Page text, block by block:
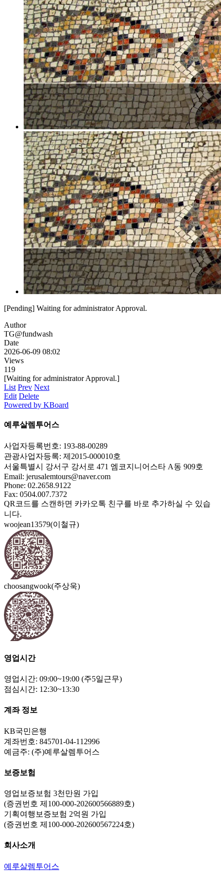
[Pending] Waiting for administrator Approval.
Author
TG@fundwash
Date
2026-06-09 08:02
Views
119
[Waiting for administrator Approval.]
List Prev Next
Edit Delete
Powered by KBoard
예루살렘투어스
사업자등록번호: 193-88-00289
관광사업자등록: 제2015-000010호
서울특별시 강서구 강서로 471 엠코지니어스타 A동 909호
Email: jerusalemtours@naver.com
Phone: 02.2658.9122
Fax: 0504.007.7372
QR코드를 스캔하면 카카오톡 친구를 바로 추가하실 수 있습
니다.
woojean13579(이철규)
choosangwook(주상욱)
영업시간
영업시간: 09:00~19:00 (주5일근무)
점심시간: 12:30~13:30
계좌 정보
KB국민은행
계좌번호: 845701-04-112996
예금주: (주)예루살렘투어스
보증보험
영업보증보험 3천만원 가입
(증권번호 제100-000-202600566889호)
기획여행보증보험 2억원 가입
(증권번호 제100-000-202600567224호)
회사소개
예루살렘투어스